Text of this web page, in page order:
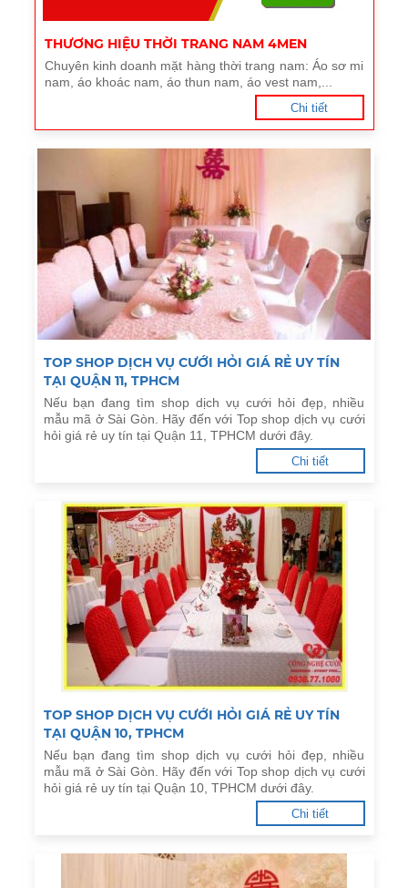
THƯƠNG HIỆU THỜI TRANG NAM 4MEN
Chuyên kinh doanh mặt hàng thời trang nam: Áo sơ mi
nam, áo khoác nam, áo thun nam, áo vest nam,...
Chi tiết
TOP SHOP DỊCH VỤ CƯỚI HỎI GIÁ RẺ UY TÍN
TẠI QUẬN 11, TPHCM
Nếu bạn đang tìm shop dịch vụ cưới hỏi đẹp, nhiều
mẫu mã ở Sài Gòn. Hãy đến với Top shop dịch vụ cưới
hỏi giá rẻ uy tín tại Quận 11, TPHCM dưới đây.
Chi tiết
TOP SHOP DỊCH VỤ CƯỚI HỎI GIÁ RẺ UY TÍN
TẠI QUẬN 10, TPHCM
Nếu bạn đang tìm shop dịch vụ cưới hỏi đẹp, nhiều
mẫu mã ở Sài Gòn. Hãy đến với Top shop dịch vụ cưới
hỏi giá rẻ uy tín tại Quận 10, TPHCM dưới đây.
Chi tiết